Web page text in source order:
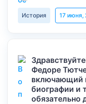
История 17 июня,
Федоре
включающий
биографии и
обязательно